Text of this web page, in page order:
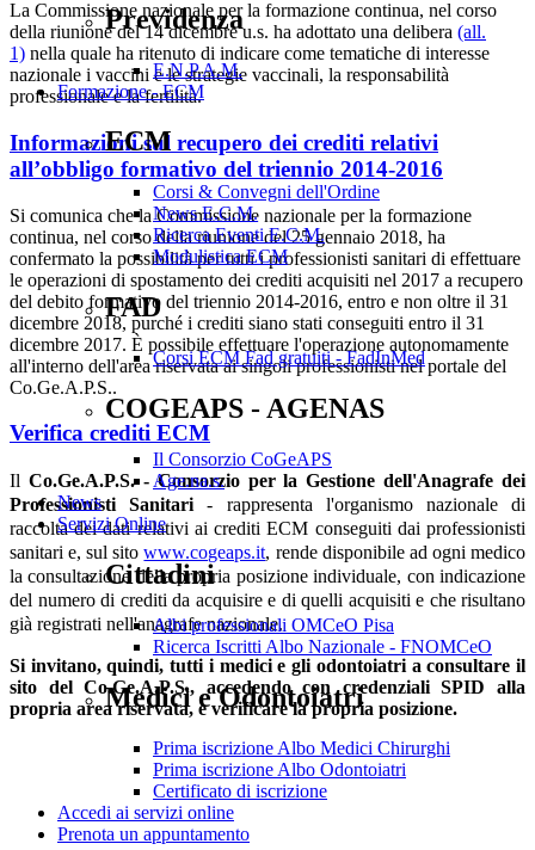
Previdenza
E.N.P.A.M.
Formazione - ECM
ECM
Corsi & Convegni dell'Ordine
News E.C.M.
Ricerca Eventi E.C.M.
Modulistica ECM
FAD
Corsi ECM Fad gratuiti - FadInMed
COGEAPS - AGENAS
Il Consorzio CoGeAPS
Age.na.s.
News
Servizi Online
Cittadini
Albi professionali OMCeO Pisa
Ricerca Iscritti Albo Nazionale - FNOMCeO
Medici e Odontoiatri
Prima iscrizione Albo Medici Chirurghi
Prima iscrizione Albo Odontoiatri
Certificato di iscrizione
Accedi ai servizi online
Prenota un appuntamento
La Commissione nazionale per la formazione continua, nel corso
della riunione del 14 dicembre u.s. ha adottato una delibera (all.
1) nella quale ha ritenuto di indicare come tematiche di interesse
nazionale i vaccini e le strategie vaccinali, la responsabilità
professionale e la fertilità.
Informazioni sul recupero dei crediti relativi
all’obbligo formativo del triennio 2014-2016
Si comunica che la Commissione nazionale per la formazione
continua, nel corso della riunione del 25 gennaio 2018, ha
confermato la possibilità per tutti i professionisti sanitari di effettuare
le operazioni di spostamento dei crediti acquisiti nel 2017 a recupero
del debito formativo del triennio 2014-2016, entro e non oltre il 31
dicembre 2018, purché i crediti siano stati conseguiti entro il 31
dicembre 2017. È possibile effettuare l'operazione autonomamente
all'interno dell'area riservata ai singoli professionisti nel portale del
Co.Ge.A.P.S..
Verifica crediti ECM
Il Co.Ge.A.P.S. - Consorzio per la Gestione dell'Anagrafe dei
Professionisti Sanitari - rappresenta l'organismo nazionale di
raccolta dei dati relativi ai crediti ECM conseguiti dai professionisti
sanitari e, sul sitowww.cogeaps.it, rende disponibile ad ogni medico
la consultazione della propria posizione individuale, con indicazione
del numero di crediti da acquisire e di quelli acquisiti e che risultano
già registrati nell'anagrafe nazionale.
Si invitano, quindi, tutti i medici e gli odontoiatri a consultare il
sito del Co.Ge.A.P.S., accedendo con credenziali SPID alla
propria area riservata, e verificare la propria posizione.